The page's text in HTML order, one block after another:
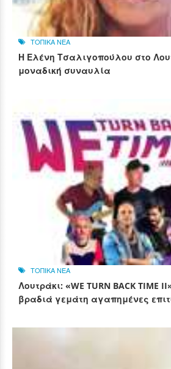
ΤΟΠΙΚΑ ΝΕΑ
Η Ελένη Τσαλιγοπούλου στο
μοναδική συναυλία
ΤΟΠΙΚΑ ΝΕΑ
Λουτράκι: «WE TURN BACK TIME
βραδιά γεμάτη αγαπημένες